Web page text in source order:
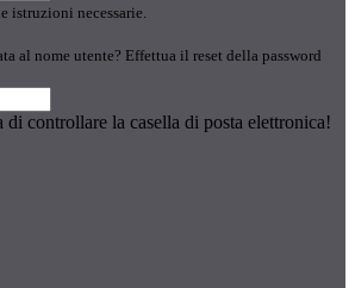
istruzioni necessarie.
al nome utente? Effettua il reset della password
di controllare la casella di posta elettronica!